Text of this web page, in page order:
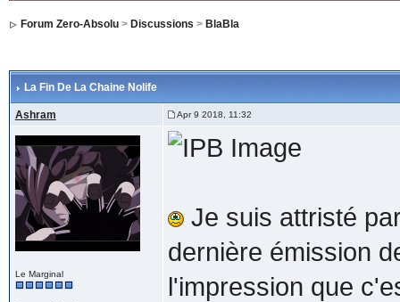
Forum Zero-Absolu> Discussions > BlaBla
La Fin De La Chaine Nolife
Ashram Apr 9 2018, 11:32
Le Marginal
Je suis attristé
dernière émission
l'impression que